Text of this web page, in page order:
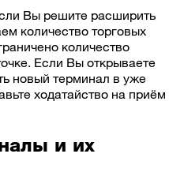
Вы решите расширить
количество торговых
количество
Если Вы открываете
новый терминал в уже
ходатайство на приём
и их